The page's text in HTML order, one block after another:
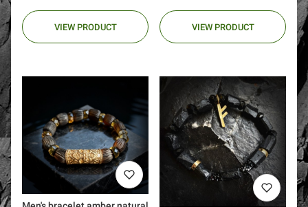
VIEW PRODUCT VIEW PRODUCT